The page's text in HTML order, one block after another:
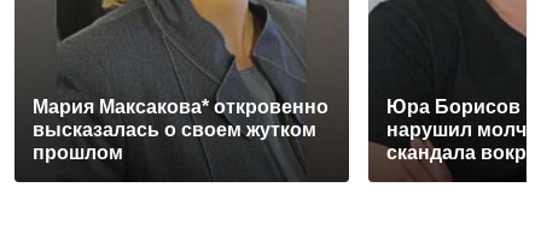
Мария Максакова* откровенно
высказалась о своем жутком
прошлом
Юра Борисов
нарушил
скандала